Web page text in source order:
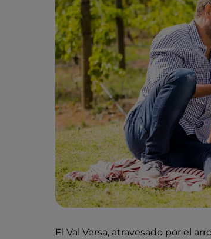
El Val Versa, atravesado por el